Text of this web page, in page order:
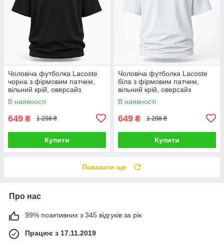
Чоловіча футболка Lacoste
чорна з фірмовим патчем,
вільний крій, оверсайз
В наявності
649 ₴ 1 298 ₴
Купити
Чоловіча футболка Lacoste
біла з фірмовим патчем,
вільний крій, оверсайз
В наявності
649 ₴ 1 298 ₴
Купити
Показати ще
Про нас
99% позитивних з 345 відгуків за рік
Працює з 17.11.2019